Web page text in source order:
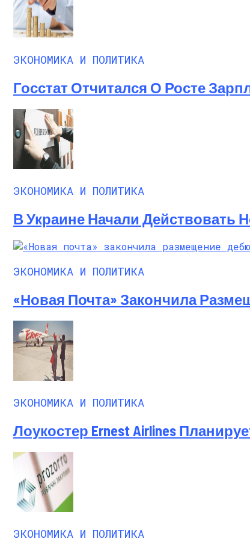
ЭКОНОМИКА И ПОЛИТИКА
Госстат Отчитался О Росте
ЭКОНОМИКА И ПОЛИТИКА
В Украине Начали Действовать
ЭКОНОМИКА И ПОЛИТИКА
«Новая Почта» Закончила
ЭКОНОМИКА И ПОЛИТИКА
Лоукостер Ernest Airlines
ЭКОНОМИКА И ПОЛИТИКА